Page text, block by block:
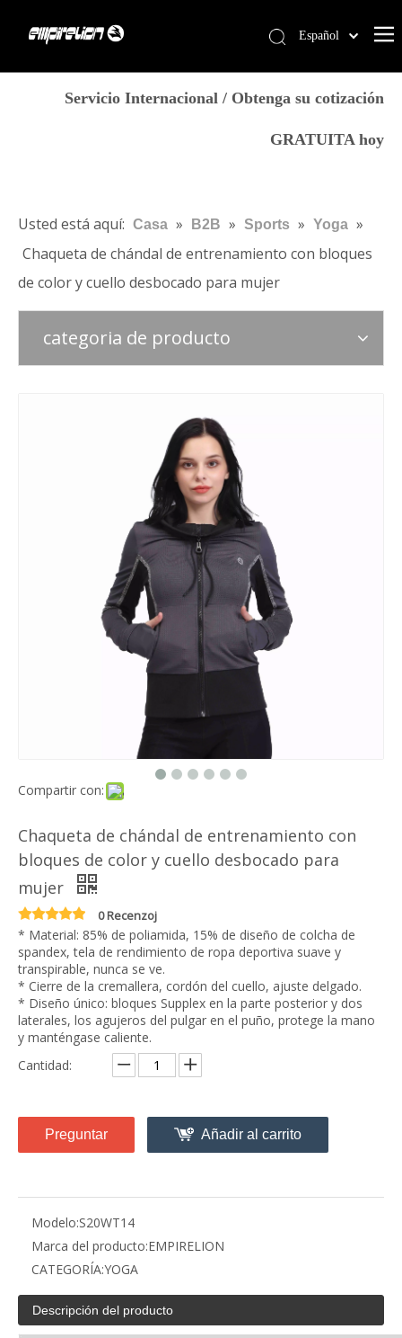
Blog
Contáctenos
Tienda
Español
简体中文
Français
Deutsch
Italiano
Servicio Internacional / Obtenga su cotización
GRATUITA hoy
Usted está aquí: Casa » B2B » Sports » Yoga »
Chaqueta de chándal de entrenamiento con bloques
de color y cuello desbocado para mujer
categoria de producto
Compartir con:
Chaqueta de chándal de entrenamiento con
bloques de color y cuello desbocado para
mujer
0 Recenzoj
* Material: 85% de poliamida, 15% de diseño de colcha de
spandex, tela de rendimiento de ropa deportiva suave y
transpirable, nunca se ve.
* Cierre de la cremallera, cordón del cuello, ajuste delgado.
* Diseño único: bloques Supplex en la parte posterior y dos
laterales, los agujeros del pulgar en el puño, protege la mano
y manténgase caliente.
Cantidad:
Preguntar Añadir al carrito
Modelo:S20WT14
Marca del producto:EMPIRELION
CATEGORÍA:YOGA
Descripción del producto